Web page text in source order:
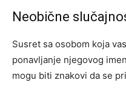
Neobične
Susret sa osobom koja
ponavljanje njegovog
mogu biti znakovi da se